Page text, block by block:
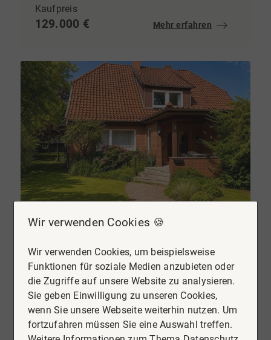
Kaufpreis
129.000 € Mehr erfahren
Haus zu kaufen
Wohnfläche
ca. 220 m²
Zimmer
8
Wir verwenden Cookies 🍪
Wir verwenden Cookies, um beispielsweise
Funktionen für soziale Medien anzubieten oder
die Zugriffe auf unsere Website zu analysieren.
Sie geben Einwilligung zu unseren Cookies,
wenn Sie unsere Webseite weiterhin nutzen. Um
fortzufahren müssen Sie eine Auswahl treffen.